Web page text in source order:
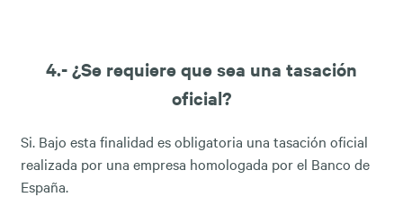
4.- ¿Se requiere que sea una tasación
oficial?
Si. Bajo esta finalidad es obligatoria una tasación oficial
realizada por una empresa homologada por el Banco de
España.